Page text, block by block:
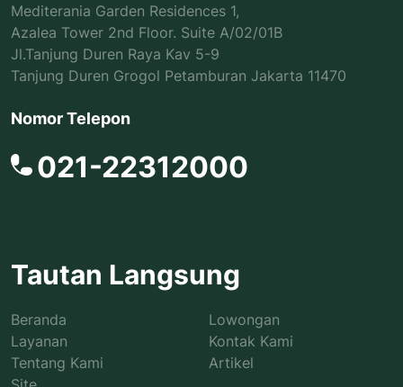
Mediterania Garden Residences 1,
Azalea Tower 2nd Floor. Suite A/02/01B
Jl.Tanjung Duren Raya Kav 5-9
Tanjung Duren Grogol Petamburan Jakarta 11470
Nomor Telepon
021-22312000
Tautan Langsung
Beranda
Layanan
Tentang Kami
Lowongan
Kontak Kami
Artikel